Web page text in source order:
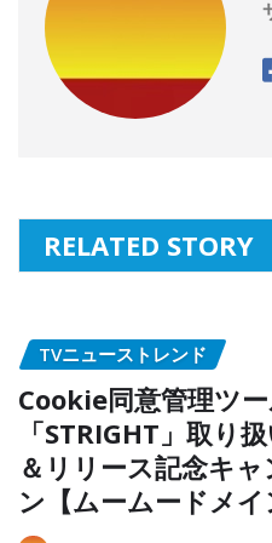
RELATED STORY
TVニューストレンド
Cookie同意管理ツ
「STRIGHT」取り
＆リリース記念キ
ン【ムームードメイ